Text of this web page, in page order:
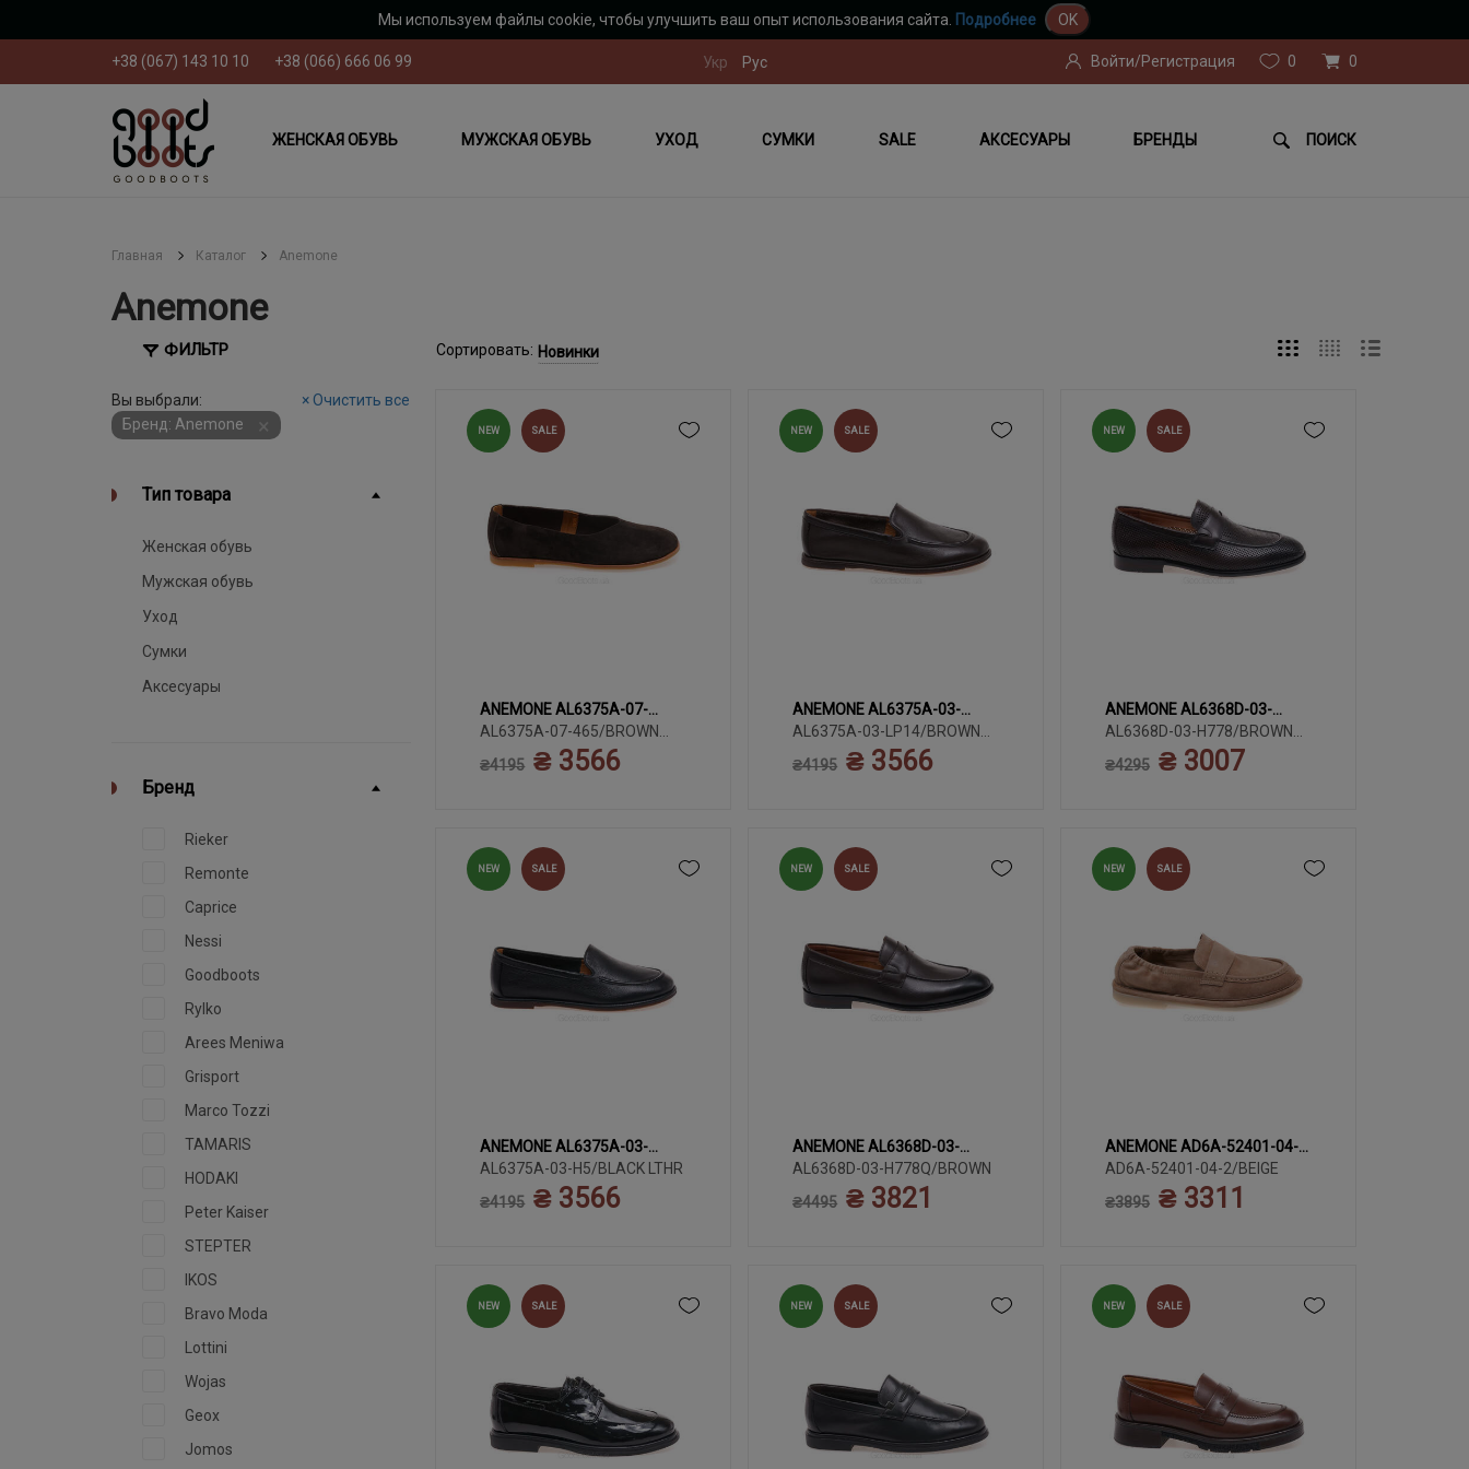
Мы используем файлы cookie, чтобы улучшить ваш опыт использования сайта. Подробнее OK
+38 (067) 143 10 10 +38 (066) 666 06 99 Укр Рус Войти/Регистрация 0 0
ЖЕНСКАЯ ОБУВЬ МУЖСКАЯ ОБУВЬ УХОД СУМКИ SALE АКСЕСУАРЫ БРЕНДЫ ПОИСК
Главная Каталог Anemone
Anemone
ФИЛЬТР
Вы выбрали: × Очистить все
Бренд: Anemone
Тип товара
Женская обувь
Мужская обувь
Уход
Сумки
Аксесуары
Бренд
Rieker
Remonte
Caprice
Nessi
Goodboots
Rylko
Arees Meniwa
Grisport
Marco Tozzi
TAMARIS
HODAKI
Peter Kaiser
STEPTER
IKOS
Bravo Moda
Lottini
Wojas
Geox
Jomos
Сортировать: Новинки
NEW SALE
35 36 37 38 39
ANEMONE AL6375A-07-
465/BROWN WELL
AL6375A-07-465/BROWN
₴4195 ₴ 3566
NEW SALE
35 36 37 38 39
ANEMONE AL6375A-03-
LP14/BROWN LTHR
AL6375A-03-LP14/BROWN
₴4195 ₴ 3566
NEW SALE
39 40 41 42 43
44 45
ANEMONE AL6368D-03-
H778/BROWN LTHR
AL6368D-03-H778/BROWN
₴4295 ₴ 3007
NEW SALE
35 36 37 38 39
40
ANEMONE AL6375A-03-
H5/BLACK LTHR
AL6375A-03-H5/BLACK LTHR
₴4195 ₴ 3566
NEW SALE
39 40 41 42 43
44 45
ANEMONE AL6368D-03-
H778Q/BROWN
AL6368D-03-H778Q/BROWN
₴4495 ₴ 3821
NEW SALE
35 36 37 38 39
40
ANEMONE AD6A-52401-04-
2/BEIGE
AD6A-52401-04-2/BEIGE
₴3895 ₴ 3311
NEW SALE NEW SALE NEW SALE